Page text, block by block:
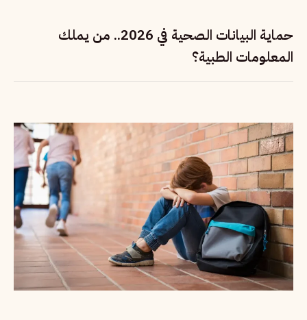
حماية البيانات الصحية في 2026.. من يملك
المعلومات الطبية؟